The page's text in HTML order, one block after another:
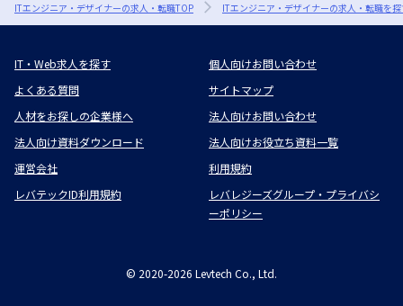
ITエンジニア・デザイナーの求人・転職TOP ITエンジニア・デザイナーの求人・転職を
IT・Web求人を探す
個人向けお問い合わせ
よくある質問
サイトマップ
人材をお探しの企業様へ
法人向けお問い合わせ
法人向け資料ダウンロード
法人向けお役立ち資料一覧
運営会社
利用規約
レバテックID利用規約
レバレジーズグループ・プライバシ
ーポリシー
© 2020-2026 Levtech Co., Ltd.